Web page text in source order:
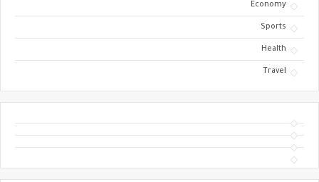
Economy
Sports
Health
Travel